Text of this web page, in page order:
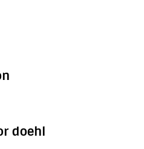
doehl